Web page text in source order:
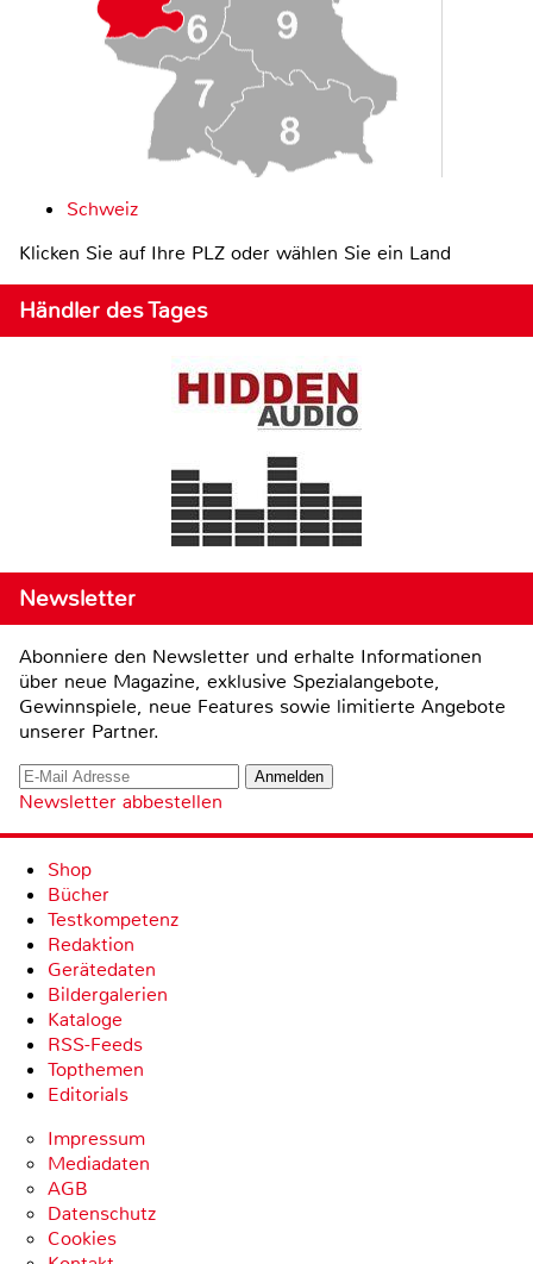
Schweiz
Klicken Sie auf Ihre PLZ oder wählen Sie ein Land
Händler des Tages
Newsletter
Abonniere den Newsletter und erhalte Informationen
über neue Magazine, exklusive Spezialangebote,
Gewinnspiele, neue Features sowie limitierte Angebote
unserer Partner.
Newsletter abbestellen
Shop
Bücher
Testkompetenz
Redaktion
Gerätedaten
Bildergalerien
Kataloge
RSS-Feeds
Topthemen
Editorials
Impressum
Mediadaten
AGB
Datenschutz
Cookies